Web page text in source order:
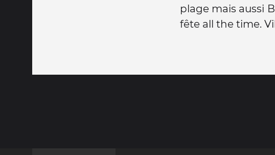
plage mais aussi
fête all the time.